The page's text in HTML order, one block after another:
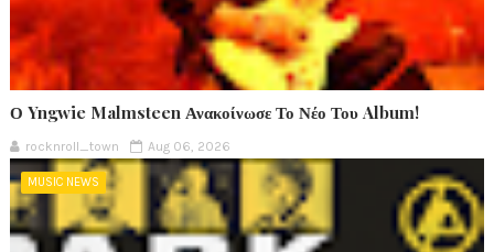
Ο Yngwie Malmsteen Ανακοίνωσε Το Νέο Του Album!
rocknroll_town Aug 06, 2026
MUSIC NEWS